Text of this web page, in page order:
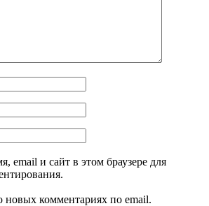
email и сайт в этом браузере для
новых комментариях по email.